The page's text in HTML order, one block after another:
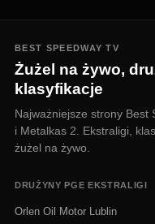
BEST SPEEDWAY TV
Żużel na żywo,
klasyfikacje
Najważniejsze strony Best
i Metalkas 2. Ekstraligi,
żużel na żywo.
DRUŻYNY PGE EKSTRALIGI
Orlen Oil Motor Lublin